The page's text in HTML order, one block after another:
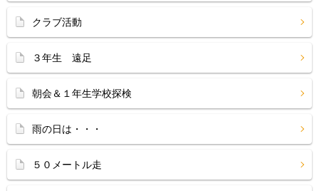
クラブ活動
３年生 遠足
朝会＆１年生学校探検
雨の日は・・・
５０メートル走